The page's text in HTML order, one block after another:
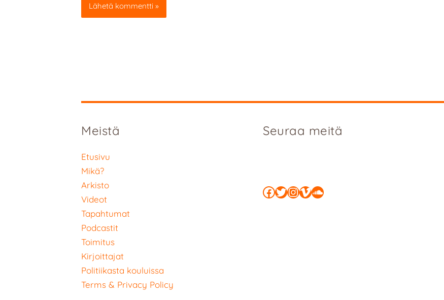
Meistä
Etusivu
Mikä?
Arkisto
Videot
Tapahtumat
Podcastit
Toimitus
Kirjoittajat
Politiikasta kouluissa
Terms & Privacy Policy
Seuraa meitä
Facebook
Twitter
Instagram
Vimeo
SoundCloud